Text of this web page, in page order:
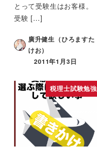
とって受験生はお客様。
受験 […]
廣升健生（ひろますた
けお）
2011年1月3日
税理士試験勉強